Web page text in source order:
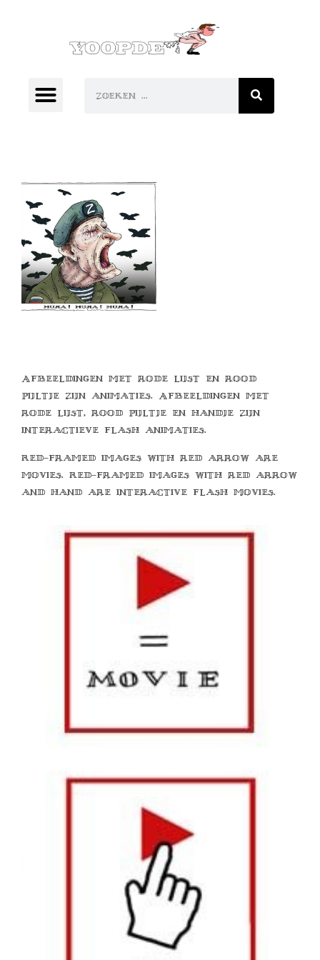
Afbeeldingen met rode lijst en rood
pijltje zijn animaties. Afbeeldingen met
rode lijst, rood pijltje en handje zijn
interactieve flash animaties.
Red-framed images with red arrow are
movies. Red-framed images with red arrow
and hand are interactive flash movies.